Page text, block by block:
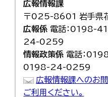
広報情報課
〒025-8601 岩手県
広報係電話：0198-
24-0259
情報政策係 電話：
0198-24-0259
広報情報課へのお
ご利用ください。